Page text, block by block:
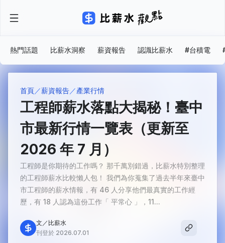
熱門話題 比薪水洞察 薪資報告 認識比薪水 #台積電
首頁 薪資報告 產業行情
工程師薪水落點大揭秘！臺中
市最新行情一覽表（更新至
2026 年 7 月）
工程師是你期待的工作嗎？ 那千萬別錯過，比薪水特別整理
的工程師薪水比較懶人包！ 我們為你蒐集了過去半年來臺中
市工程師的薪水情報，有 46 人分享他們最真實的工作經
歷，有 18 人認為這份工作「 平常心 」，11...
文／比薪水
刊登於 2026.07.01